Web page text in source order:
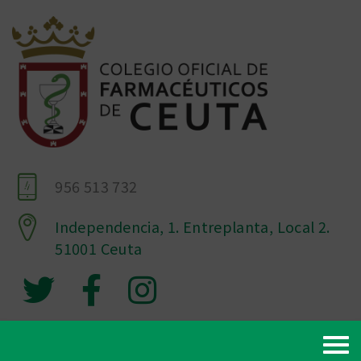
956 513 732
Independencia, 1. Entreplanta, Local 2.
51001 Ceuta